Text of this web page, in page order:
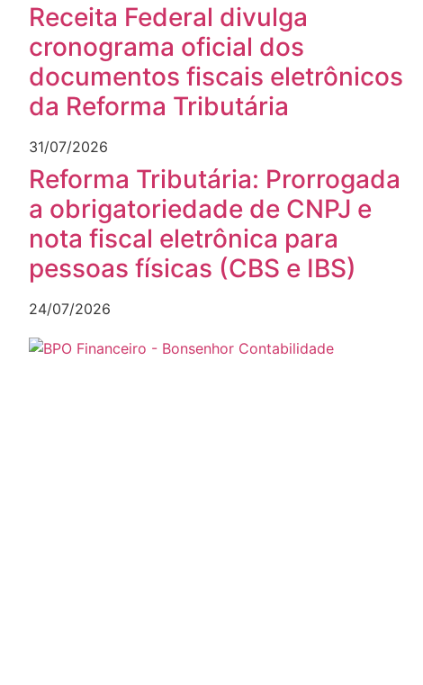
Receita Federal divulga
cronograma oficial dos
documentos fiscais eletrônicos
da Reforma Tributária
31/07/2026
Reforma Tributária: Prorrogada
a obrigatoriedade de CNPJ e
nota fiscal eletrônica para
pessoas físicas (CBS e IBS)
24/07/2026